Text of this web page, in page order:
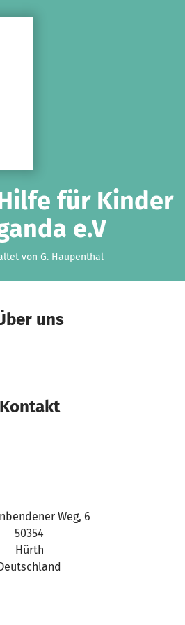
für Kinder
e.V
von G. Haupenthal
uns
Kontakt
Weg, 6
50354
Hürth
Deutschland